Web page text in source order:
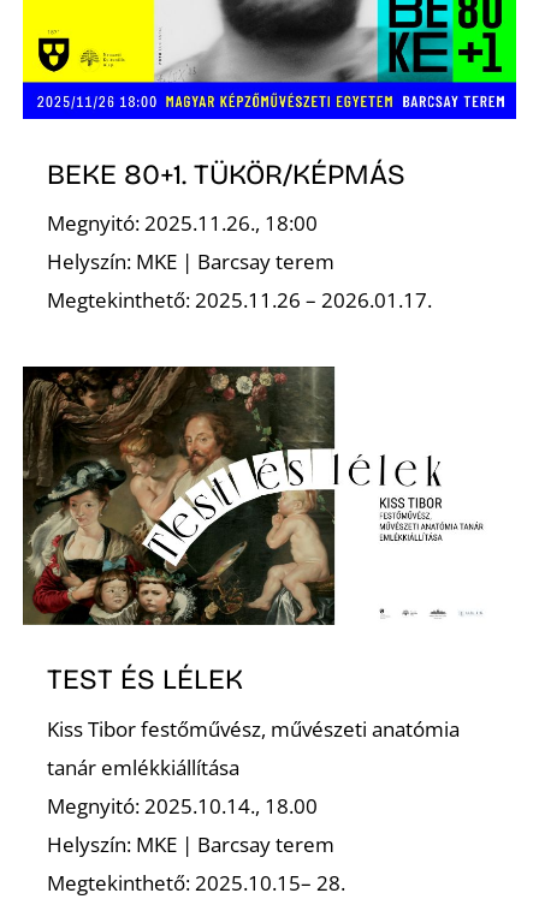
BEKE 80+1. TÜKÖR/KÉPMÁS
Megnyitó: 2025.11.26., 18:00
Helyszín: MKE | Barcsay terem
Megtekinthető: 2025.11.26 – 2026.01.17.
TEST ÉS LÉLEK
Kiss Tibor festőművész, művészeti anatómia
tanár emlékkiállítása
Megnyitó: 2025.10.14., 18.00
Helyszín: MKE | Barcsay terem
Megtekinthető: 2025.10.15– 28.